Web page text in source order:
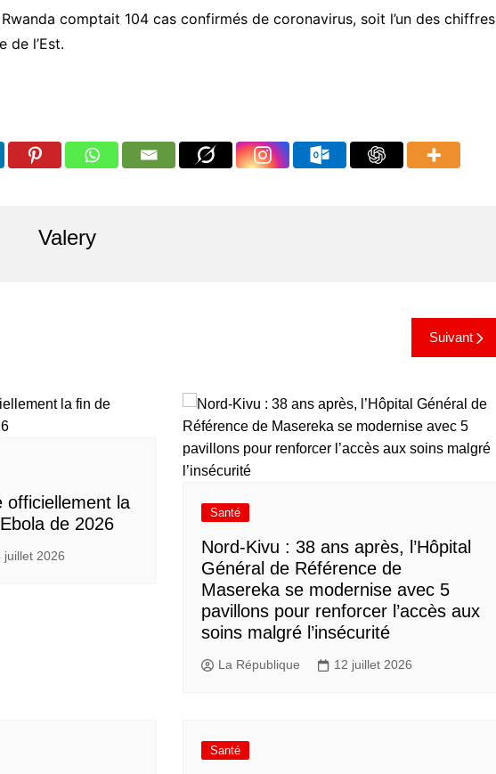
comptait 104 cas confirmés de coronavirus, soit l’un des chiffres
de l’Est.
Valery
Suivant
officiellement la
de 2026
juillet 2026
Santé
Nord-Kivu : 38 ans après, l’Hôpital
Général de Référence de
Masereka se modernise avec 5
pavillons pour renforcer l’accès aux
soins malgré l’insécurité
La République 12 juillet 2026
Santé